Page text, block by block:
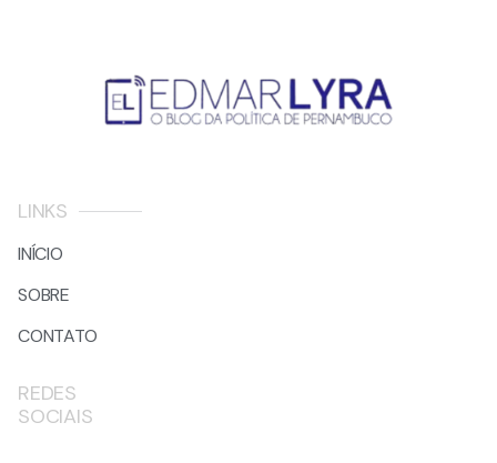
LINKS
INÍCIO
SOBRE
CONTATO
REDES
SOCIAIS